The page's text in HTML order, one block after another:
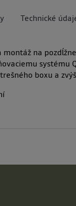
Technické
montáž na
systému
boxu a